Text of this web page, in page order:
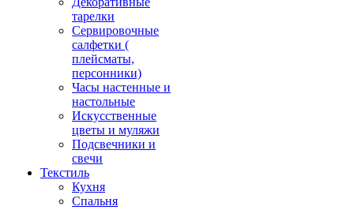
тарелки
Сервировочные
салфетки (
плейсматы,
персонники)
Часы настенные и
настольные
Искусственные
цветы и муляжи
Подсвечники и
свечи
Текстиль
Кухня
Спальня